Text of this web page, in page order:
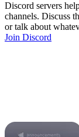
Discord servers
channels. Discuss
or talk about
Join Discord